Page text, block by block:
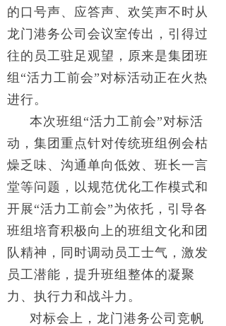
的口号声、应答声、欢笑声不时从
龙门港务公司会议室传出，引得过
往的员工驻足观望，原来是集团班
组“活力工前会”对标活动正在火热
进行。
本次班组“活力工前会”对标活
动，集团重点针对传统班组例会枯
燥乏味、沟通单向低效、班长一言
堂等问题，以规范优化工作模式和
开展“活力工前会”为依托，引导各
班组培育积极向上的班组文化和团
队精神，同时调动员工士气，激发
员工潜能，提升班组整体的凝聚
力、执行力和战斗力。
对标会上，龙门港务公司竞帆